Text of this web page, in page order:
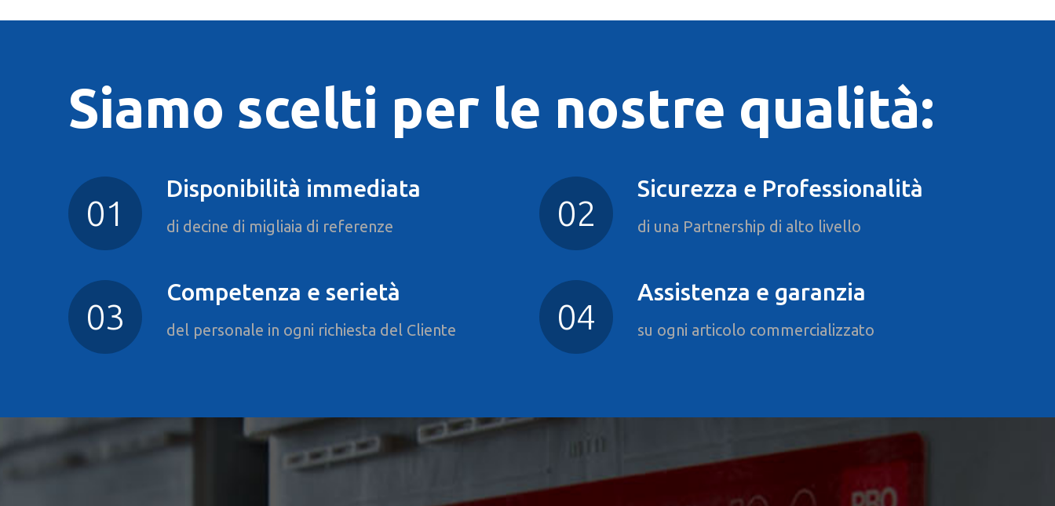
Siamo scelti per le nostre qualità:
Disponibilità immediata
di decine di migliaia di referenze
Sicurezza e Professionalità
di una Partnership di alto livello
Competenza e serietà
del personale in ogni richiesta del Cliente
Assistenza e garanzia
su ogni articolo commercializzato